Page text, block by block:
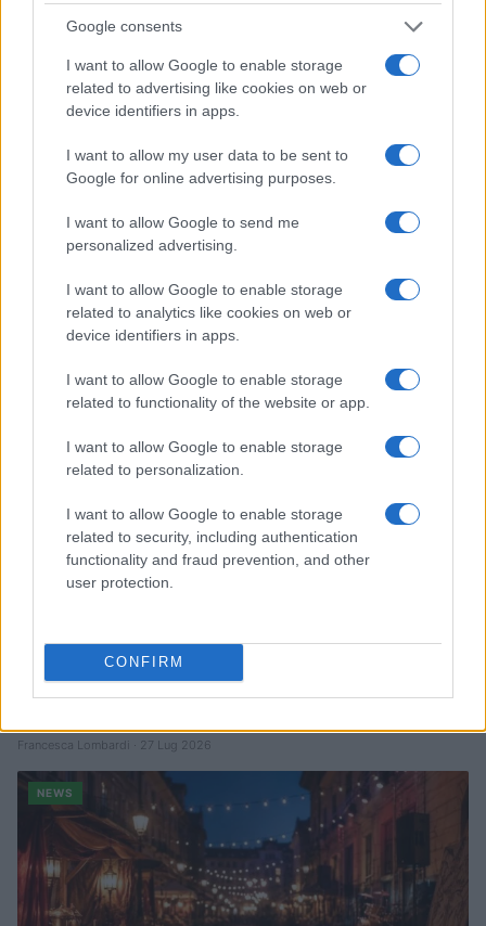
Google consents
I want to allow Google to enable storage
related to advertising like cookies on web or
device identifiers in apps.
I want to allow my user data to be sent to
Google for online advertising purposes.
I want to allow Google to send me
personalized advertising.
I want to allow Google to enable storage
related to analytics like cookies on web or
device identifiers in apps.
I want to allow Google to enable storage
related to functionality of the website or app.
I want to allow Google to enable storage
related to personalization.
I want to allow Google to enable storage
related to security, including authentication
functionality and fraud prevention, and other
user protection.
CONFIRM
CSI Bergamo: Tra Corsi, Eventi e Protezione dei Dati
Personali
Francesca Lombardi · 29 Lug 2026
Quando il gioco di squadra insegna a vivere: calcio, storia e
Francesca Lombardi · 27 Lug 2026
NEWS